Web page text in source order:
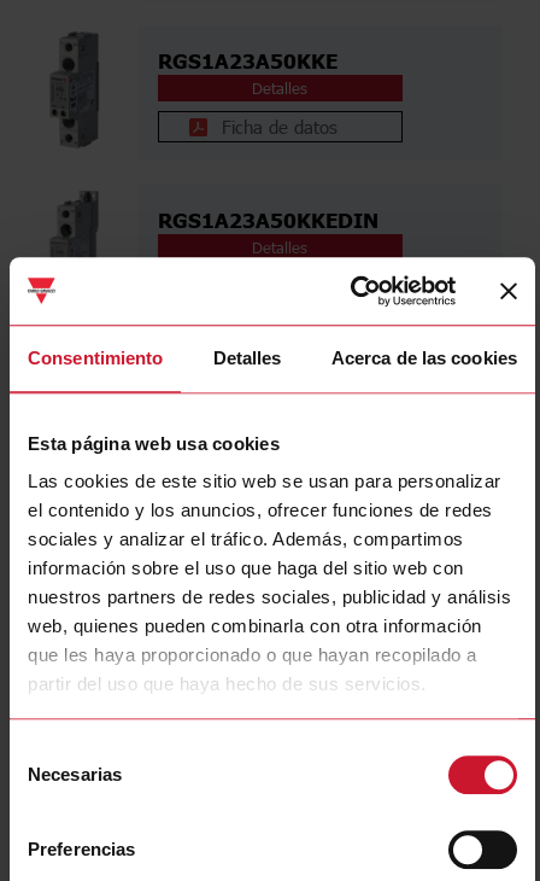
Consentimiento Detalles Acerca de las cookies
Esta página web usa cookies
Las cookies de este sitio web se usan para personalizar
el contenido y los anuncios, ofrecer funciones de redes
sociales y analizar el tráfico. Además, compartimos
información sobre el uso que haga del sitio web con
nuestros partners de redes sociales, publicidad y análisis
web, quienes pueden combinarla con otra información
que les haya proporcionado o que hayan recopilado a
partir del uso que haya hecho de sus servicios.
Necesarias
Preferencias
RGS1A23A50KKE
Detalles
Ficha de datos
RGS1A23A50KKEDIN
Detalles
Ficha de datos
RGS1A23D25KKEDIN
Detalles
Ficha de datos
RGS1A23D25KKEHT
Detalles